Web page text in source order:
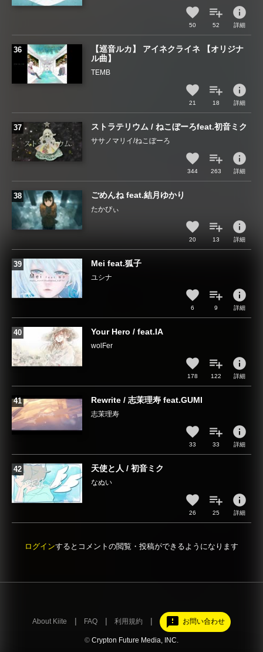
50 52
info
詳細
【巡音ルカ】 アイネクライネ 【オリジナ
ル曲】
TEMB
21 18
info
詳細
ストラテリウム / ねこぼーろfeat.初音ミク
ササノマリイ/ねこぼーろ
344 263
info
詳細
ごめんね feat.結月ゆかり
たかぴぃ
20 13
info
詳細
Mei feat.狐子
ユシナ
6 9
info
詳細
Your Hero / feat.IA
wolFer
178 122
info
詳細
Rewrite / 志茉理寿 feat.GUMI
志茉理寿
33 33
info
詳細
天使と人 / 初音ミク
なぬい
26 25
info
詳細
ログインするとコメントの閲覧・投稿ができるようになります
About Kiite FAQ 利用規約 feedback お問い合わせ
© Crypton Future Media, INC.